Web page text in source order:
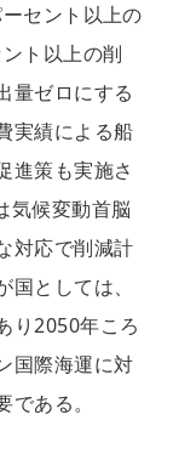
セント以上の
ト以上の削
量ゼロにする
実績による船
進策も実施さ
気候変動首脳
対応で削減計
としては、
り2050年ころ
国際海運に対
ある。